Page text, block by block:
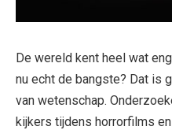
De wereld kent heel wat
nu echt de bangste? Dat is
van wetenschap.
kijkers tijdens horrorfilms